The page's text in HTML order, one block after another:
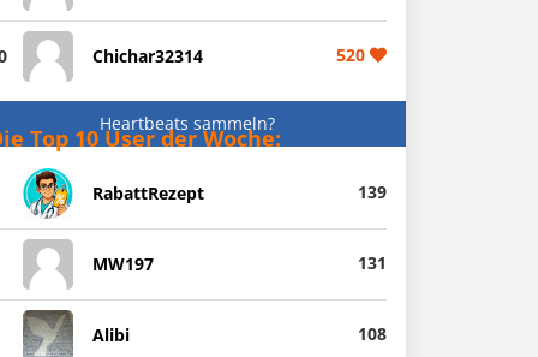
Chichar32314 520
Heartbeats sammeln?
Top 10 User der Woche:
RabattRezept 139
MW197 131
Alibi 108